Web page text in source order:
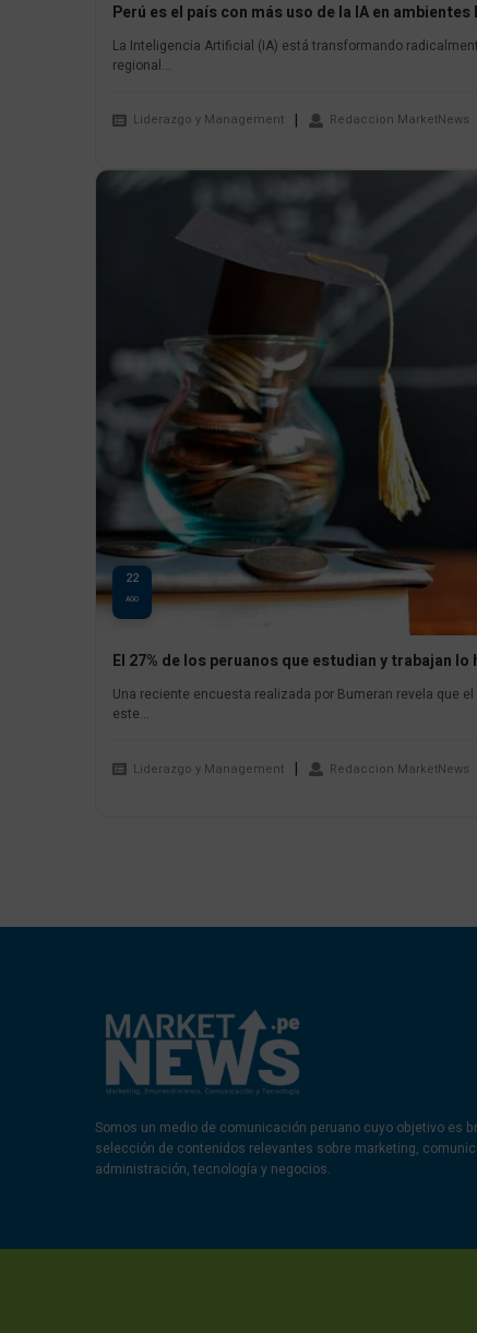
Perú es el país con más uso de la IA en
La Inteligencia Artificial (IA) está transformando
regional...
Liderazgo y Management Redaccion MarketNews
22
AGO
El 27% de los peruanos que estudian y trabajan
Una reciente encuesta realizada por Bumeran revela que
este...
Liderazgo y Management Redaccion MarketNews
Somos un medio de comunicación peruano cuyo objetivo es
selección de contenidos relevantes sobre marketing,
administración, tecnología y negocios.